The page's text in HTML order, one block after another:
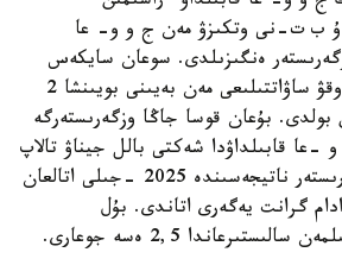
ۇ ب ت-نى وتكىزۋ مەن ج و و- عا
وزگەرىستەر ەنگىزىلدى. سوعان سايكەس
قانداستار ۇ ب ت- دا وقۋ ساۋاتتىلىعى مەن بەيىنى بويىنشا 2
بولدى. بۇعان قوسا جاڭا وزگەرىستەرگە
عا قابىلداۋدا شەكتى بالل جيناۋ تالاپ
ەتىلمەيدى. وسى وزگەرىستەر ناتيجەسىندە 2025 -جىلى اتالعان
كۆوتا شەگىندە 2140 ادام گرانت يەگەرى اتاندى. بۇل